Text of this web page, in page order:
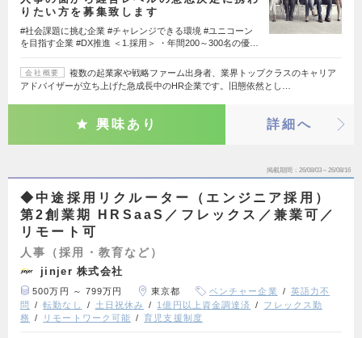
りたい方を募集致します
#社会課題に挑む企業 #チャレンジできる環境 #ユニコーン
を目指す企業 #DX推進 ＜1.採用＞ ・年間200～300名の優…
会社概要
複数の起業家や戦略ファーム出身者、業界トップクラスのキャリア
アドバイザーが立ち上げた急成長中のHR企業です。旧態依然とし…
興味あり 詳細へ
掲載期間 26/08/03～26/08/16
◆中途採用リクルーター（エンジニア採用）
第2創業期 HRSaaS／フレックス／兼業可／
リモート可
人事（採用・教育など）
jinjer 株式会社
500万円 ～ 799万円 東京都 ベンチャー企業
英語力不
問
転勤なし 土日祝休み 1億円以上資金調達済
フレックス勤
務
リモートワーク可能 育児支援制度